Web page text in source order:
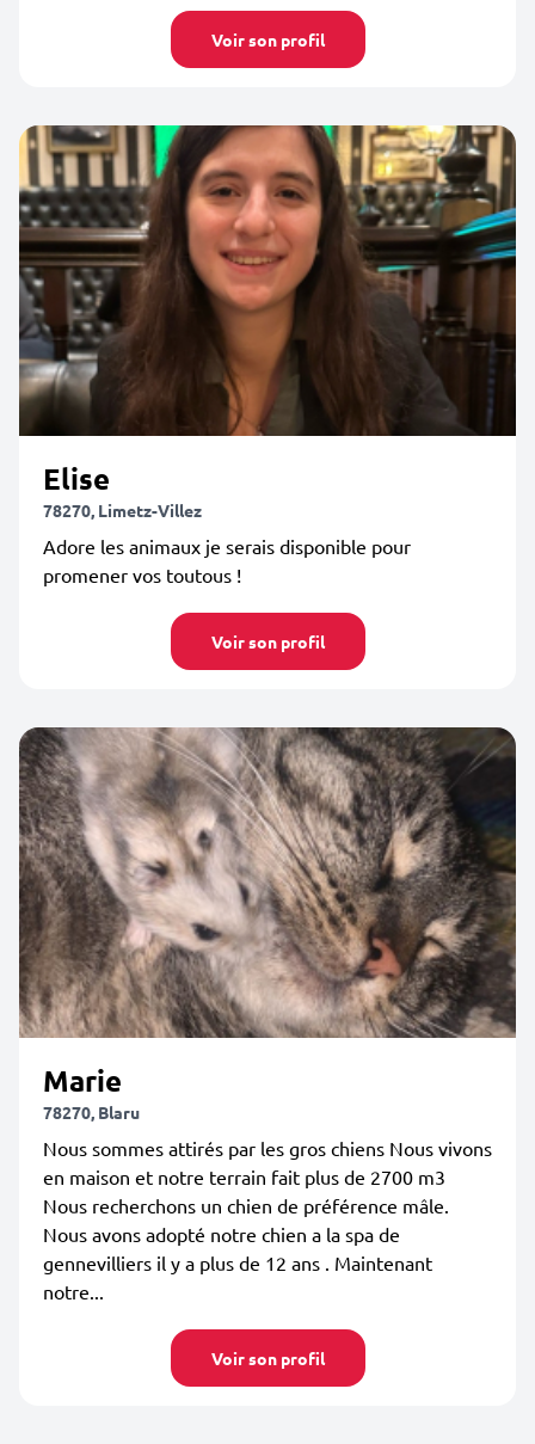
Voir son profil
Elise
78270, Limetz-Villez
Adore les animaux je serais disponible pour
promener vos toutous !
Voir son profil
Marie
78270, Blaru
Nous sommes attirés par les gros chiens Nous vivons
en maison et notre terrain fait plus de 2700 m3
Nous recherchons un chien de préférence mâle.
Nous avons adopté notre chien a la spa de
gennevilliers il y a plus de 12 ans . Maintenant
notre...
Voir son profil